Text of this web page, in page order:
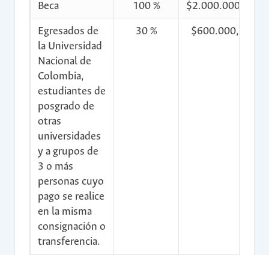
Beca 100 % $2.000.000,00
Egresados de
la Universidad
Nacional de
Colombia,
estudiantes de
posgrado de
otras
universidades
y a grupos de
3 o más
personas cuyo
pago se realice
en la misma
consignación o
transferencia.
30 % $600.000,00